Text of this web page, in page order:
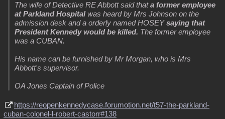
The wife of Detective RE Abbott said thata former employee
at Parkland Hospitalwas heard by Mrs Johnson on the
admission desk and a orderly named HOSEYsaying that
President Kennedy would be killed. The former employee
was a CUBAN.
His name can be furnished by Mr Morgan, who is Mrs
Abbott's supervisor.
OA Jones Captain of Police
https://reopenkennedycase.forumotion.net/t57-the-parkland-
cuban-colonel-l-robert-castorr#138